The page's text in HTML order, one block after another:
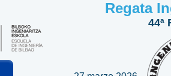
Regata
44ª